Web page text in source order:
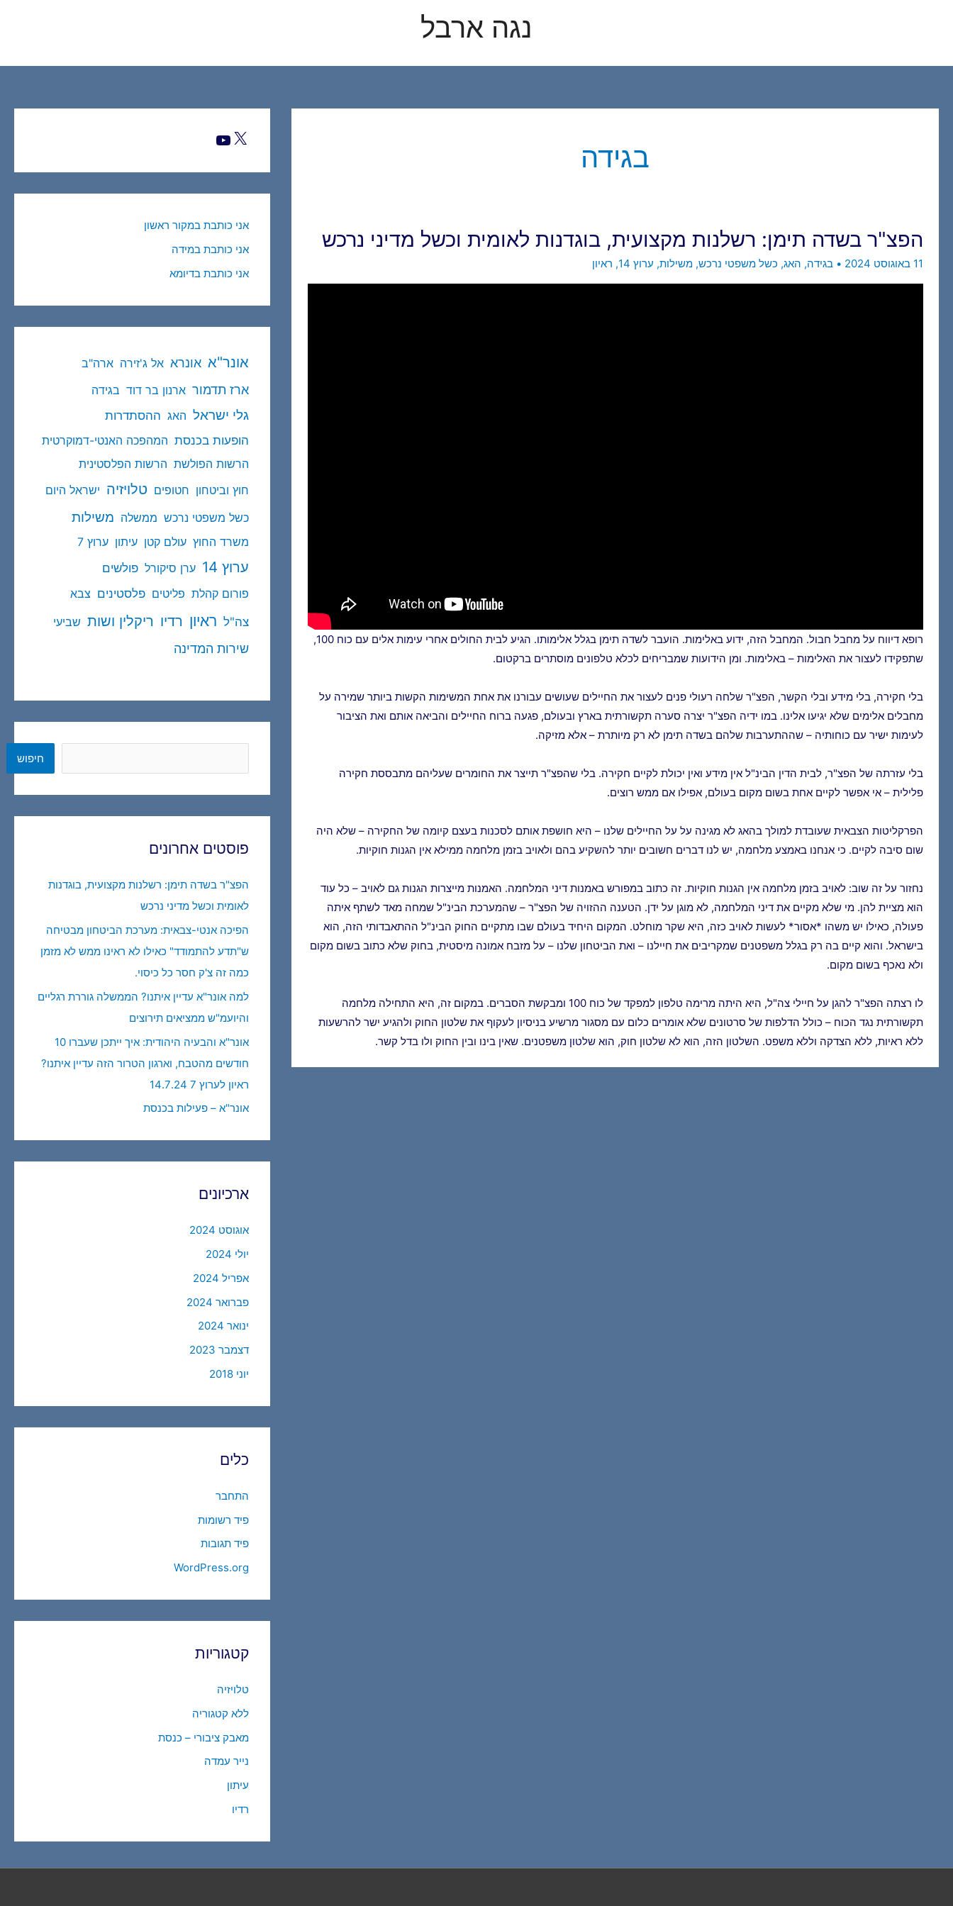
נגה ארבל
בגידה
הפצ"ר בשדה תימן: רשלנות מקצועית, בוגדנות לאומית וכשל מדיני נרכש
11 באוגוסט 2024 •בגידה, האג, כשל משפטי נרכש,משילות, ערוץ 14 , ראיון
רופא דיווח על מחבל חבול. המחבל הזה, ידוע באלימות. הועבר לשדה תימן בגלל אלימותו. הגיע לבית החולים אחרי עימות אלים עם כוח 100,
שתפקידו לעצור את האלימות – באלימות. ומן הידועות שמבריחים לכלא טלפונים מוסתרים ברקטום.
בלי חקירה, בלי מידע ובלי הקשר, הפצ"ר שלחה רעולי פנים לעצור את החיילים שעושים עבורנו את אחת המשימות הקשות ביותר שמירה על
מחבלים אלימים שלא יגיעו אלינו. במו ידיה הפצ"ר יצרה סערה תקשורתית בארץ ובעולם, פגעה ברוח החיילים והביאה אותם ואת הציבור
לעימות ישיר עם כוחותיה – שההתערבות שלהם בשדה תימן לא רק מיותרת – אלא מזיקה.
בלי עזרתה של הפצ"ר, לבית הדין הבינ"ל אין מידע ואין יכולת לקיים חקירה. בלי שהפצ"ר תייצר את החומרים שעליהם מתבססת חקירה
פלילית – אי אפשר לקיים אחת בשום מקום בעולם, אפילו אם ממש רוצים.
הפרקליטות הצבאית שעובדת למולך בהאג לא מגינה על על החיילים שלנו – היא חושפת אותם לסכנות בעצם קיומה של החקירה – שלא היה
שום סיבה לקיים. כי אנחנו באמצע מלחמה, יש לנו דברים חשובים יותר להשקיע בהם ולאויב בזמן מלחמה ממילא אין הגנות חוקיות.
נחזור על זה שוב: לאויב בזמן מלחמה אין הגנות חוקיות. זה כתוב במפורש באמנות דיני המלחמה. האמנות מייצרות הגנות גם לאויב – כל עוד
הוא מציית להן. מי שלא מקיים את דיני המלחמה, לא מוגן על ידן. הטענה ההזויה של הפצ"ר – שהמערכת הבינ"ל שמחה מאד לשתף איתה
פעולה, כאילו יש משהו *אסור* לעשות לאויב כזה, היא שקר מוחלט. המקום היחיד בעולם שבו מתקיים החוק הבינ"ל ההתאבדותי הזה, הוא
בישראל. והוא קיים בה רק בגלל משפטנים שמקריבים את חיילנו – ואת הביטחון שלנו – על מזבח אמונה מיסטית, בחוק שלא כתוב בשום מקום
ולא נאכף בשום מקום.
לו רצתה הפצ"ר להגן על חיילי צה"ל, היא היתה מרימה טלפון למפקד של כוח 100 ומבקשת הסברים. במקום זה, היא התחילה מלחמה
תקשורתית נגד הכוח – כולל הדלפות של סרטונים שלא אומרים כלום עם מסגור מרשיע בניסיון לעקוף את שלטון החוק ולהגיע ישר להרשעות
ללא ראיות, ללא הצדקה וללא משפט. השלטון הזה, הוא לא שלטון חוק, הוא שלטון משפטנים. שאין בינו ובין החוק ולו בדל קשר.
אני כותבת במקור ראשון
אני כותבת במידה
אני כותבת בדיומא
אונר"א אונרא אל ג'זירה ארה"ב
ארז תדמור ארנון בר דוד בגידה
גלי ישראל האג ההסתדרות
הופעות בכנסת המהפכה האנטי-דמוקרטית
הרשות הפולשת הרשות הפלסטינית
חוץ וביטחון חטופים טלויזיה ישראל היום
כשל משפטי נרכש ממשלה משילות
משרד החוץ עולם קטן עיתון ערוץ 7
ערוץ 14 ערן סיקורל פולשים
פורום קהלת פליטים פלסטינים צבא
צה"ל ראיון רדיו ריקלין ושות שביעי
שירות המדינה
חיפוש
פוסטים אחרונים
הפצ"ר בשדה תימן: רשלנות מקצועית, בוגדנות
לאומית וכשל מדיני נרכש
הפיכה אנטי-צבאית: מערכת הביטחון מבטיחה
ש"תדע להתמודד" כאילו לא ראינו ממש לא מזמן
כמה זה צ'ק חסר כל כיסוי.
למה אונר"א עדיין איתנו? הממשלה גוררת רגליים
והיועמ"ש ממציאים תירוצים
אונר"א והבעיה היהודית: איך ייתכן שעברו 10
חודשים מהטבח, וארגון הטרור הזה עדיין איתנו?
ראיון לערוץ 7 14.7.24
אונר"א – פעילות בכנסת
ארכיונים
אוגוסט 2024
יולי 2024
אפריל 2024
פברואר 2024
ינואר 2024
דצמבר 2023
יוני 2018
כלים
התחבר
פיד רשומות
פיד תגובות
WordPress.org
קטגוריות
טלויזיה
ללא קטגוריה
מאבק ציבורי – כנסת
נייר עמדה
עיתון
רדיו